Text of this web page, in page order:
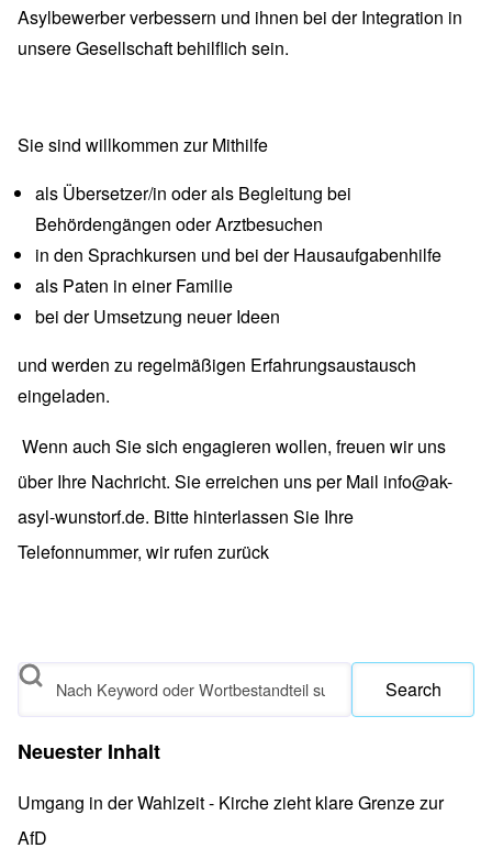
Asylbewerber verbessern und ihnen bei der Integration in
unsere Gesellschaft behilflich sein.
Sie sind willkommen zur Mithilfe
als Übersetzer/in oder als Begleitung bei
Behördengängen oder Arztbesuchen
in den Sprachkursen und bei der Hausaufgabenhilfe
als Paten in einer Familie
bei der Umsetzung neuer Ideen
und werden zu regelmäßigen Erfahrungsaustausch
eingeladen.
Wenn auch Sie sich engagieren wollen, freuen wir uns
über Ihre Nachricht. Sie erreichen uns per Mail info@ak-
asyl-wunstorf.de. Bitte hinterlassen Sie Ihre
Telefonnummer, wir rufen zurück
Search
Neuester Inhalt
Umgang in der Wahlzeit - Kirche zieht klare Grenze zur
AfD